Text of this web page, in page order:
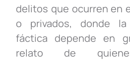
delitos que ocurren en
o privados, donde la
fáctica depende en
relato de